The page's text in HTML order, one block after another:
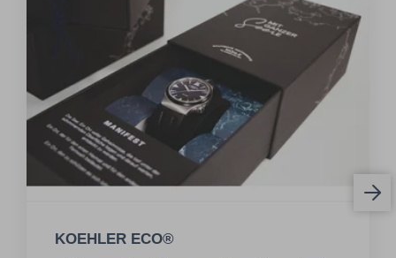
KOEHLER ECO®